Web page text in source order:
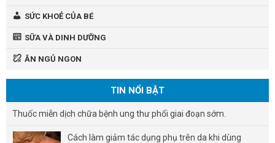
SỨC KHOẺ CỦA BÉ
SỮA VÀ DINH DƯỠNG
ĂN NGỦ NGON
TIN NỔI BẬT
Thuốc miễn dịch chữa bệnh ung thư phổi giai đoạn sớm.
Cách làm giảm tác dụng phụ trên da khi dùng